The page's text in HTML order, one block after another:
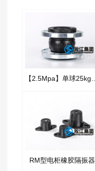
RM型电柜橡胶隔振器